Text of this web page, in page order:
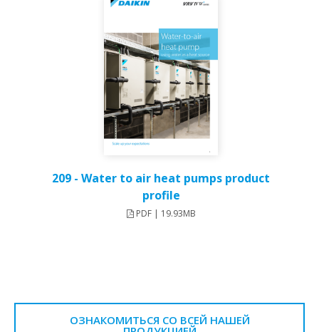
209 - Water to air heat pumps product
profile
PDF | 19.93MB
ОЗНАКОМИТЬСЯ СО ВСЕЙ НАШЕЙ